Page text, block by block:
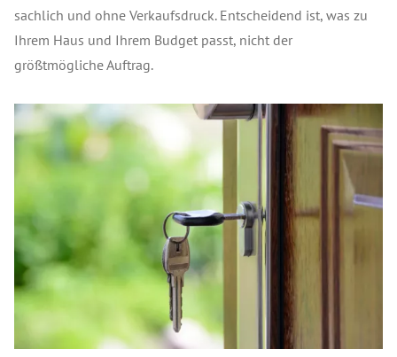
sachlich und ohne Verkaufsdruck. Entscheidend ist, was zu
Ihrem Haus und Ihrem Budget passt, nicht der
größtmögliche Auftrag.